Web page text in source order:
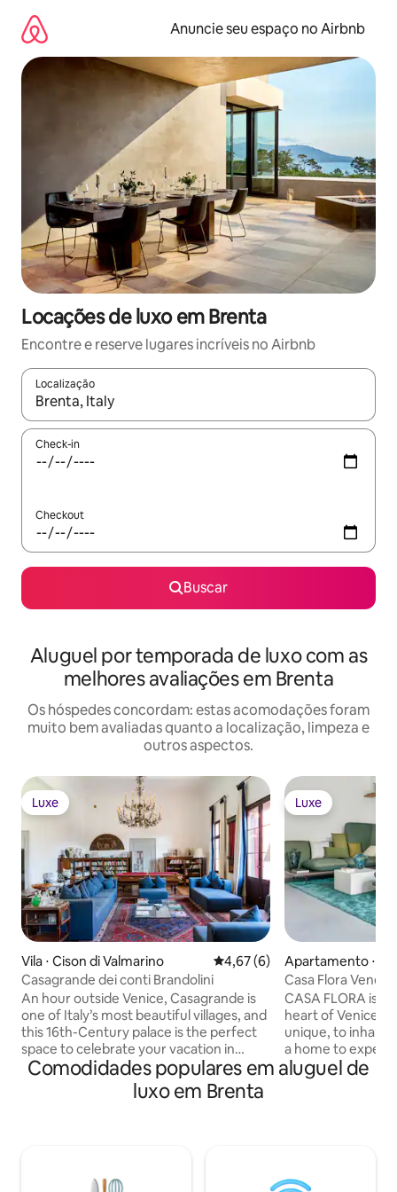
para
conteúdo
Anuncie seu espaço no Airbnb
Locações de luxo em Brenta
Encontre e reserve lugares incríveis no Airbnb
Localização
Quando os resultados estiverem disponíveis, explore-os
Check-in
Checkout
Buscar
Aluguel por temporada de luxo com as
melhores avaliações em Brenta
Os hóspedes concordam: estas acomodações foram
muito bem avaliadas quanto a localização, limpeza e
outros aspectos.
Luxe
Luxe
Vila ⋅ Cison di Valmarino 4,67 de uma avaliação média
4,67 (6)
Casagrande dei conti Brandolini
An hour outside Venice, Casagrande is
one of Italy’s most beautiful villages, and
this 16th-Century palace is the perfect
space to celebrate your vacation in
authentic style. Your special occasion is
in good hands with accommodations for
20 and a pair of kitchens that can easily
Luxe
Luxe
Apartamento ⋅
Casa Flora
CASA FLORA is a
heart of Venice; a
unique, to
a home to
to feel Venetian
Flora is an
rate) Total costs
Comodidades populares em aluguel de
luxo em Brenta